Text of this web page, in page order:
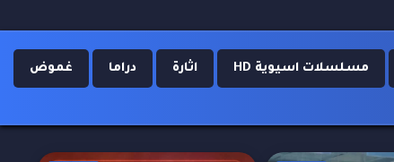
مسلسلات اسيوية HD اثارة دراما غموض